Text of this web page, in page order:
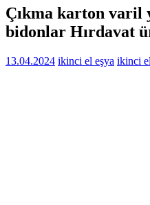
Çıkma karton varil
bidonlar Hırdavat
13.04.2024 ikinci el eşya ikinci